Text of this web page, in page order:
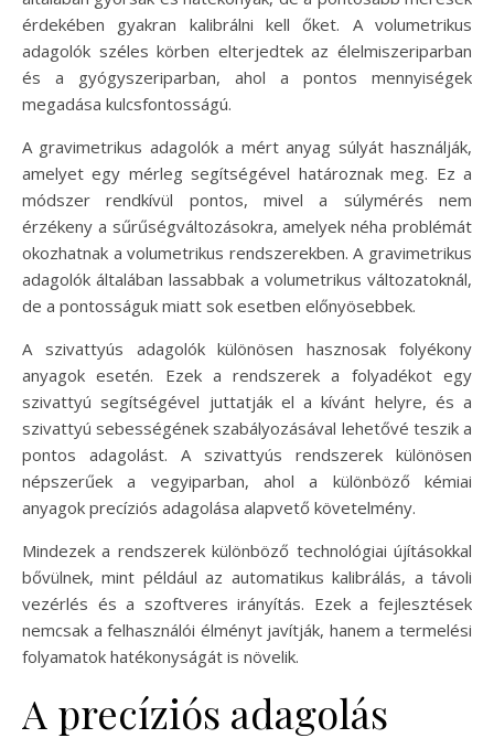
érdekében gyakran kalibrálni kell őket. A volumetrikus
adagolók széles körben elterjedtek az élelmiszeriparban
és a gyógyszeriparban, ahol a pontos mennyiségek
megadása kulcsfontosságú.
A gravimetrikus adagolók a mért anyag súlyát használják,
amelyet egy mérleg segítségével határoznak meg. Ez a
módszer rendkívül pontos, mivel a súlymérés nem
érzékeny a sűrűségváltozásokra, amelyek néha problémát
okozhatnak a volumetrikus rendszerekben. A gravimetrikus
adagolók általában lassabbak a volumetrikus változatoknál,
de a pontosságuk miatt sok esetben előnyösebbek.
A szivattyús adagolók különösen hasznosak folyékony
anyagok esetén. Ezek a rendszerek a folyadékot egy
szivattyú segítségével juttatják el a kívánt helyre, és a
szivattyú sebességének szabályozásával lehetővé teszik a
pontos adagolást. A szivattyús rendszerek különösen
népszerűek a vegyiparban, ahol a különböző kémiai
anyagok precíziós adagolása alapvető követelmény.
Mindezek a rendszerek különböző technológiai újításokkal
bővülnek, mint például az automatikus kalibrálás, a távoli
vezérlés és a szoftveres irányítás. Ezek a fejlesztések
nemcsak a felhasználói élményt javítják, hanem a termelési
folyamatok hatékonyságát is növelik.
A precíziós adagolás